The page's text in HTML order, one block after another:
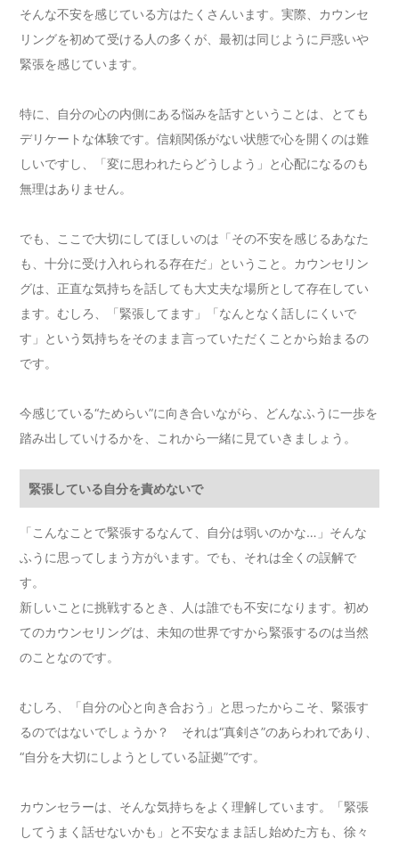
そんな不安を感じている方はたくさんいます。実際、カウンセ
リングを初めて受ける人の多くが、最初は同じように戸惑いや
緊張を感じています。
特に、自分の心の内側にある悩みを話すということは、とても
デリケートな体験です。信頼関係がない状態で心を開くのは難
しいですし、「変に思われたらどうしよう」と心配になるのも
無理はありません。
でも、ここで大切にしてほしいのは「その不安を感じるあなた
も、十分に受け入れられる存在だ」ということ。カウンセリン
グは、正直な気持ちを話しても大丈夫な場所として存在してい
ます。むしろ、「緊張してます」「なんとなく話しにくいで
す」という気持ちをそのまま言っていただくことから始まるの
です。
今感じている“ためらい”に向き合いながら、どんなふうに一歩を
踏み出していけるかを、これから一緒に見ていきましょう。
緊張している自分を責めないで
「こんなことで緊張するなんて、自分は弱いのかな…」そんな
ふうに思ってしまう方がいます。でも、それは全くの誤解で
す。
新しいことに挑戦するとき、人は誰でも不安になります。初め
てのカウンセリングは、未知の世界ですから緊張するのは当然
のことなのです。
むしろ、「自分の心と向き合おう」と思ったからこそ、緊張す
るのではないでしょうか？ それは“真剣さ”のあらわれであり、
“自分を大切にしようとしている証拠”です。
カウンセラーは、そんな気持ちをよく理解しています。「緊張
してうまく話せないかも」と不安なまま話し始めた方も、徐々